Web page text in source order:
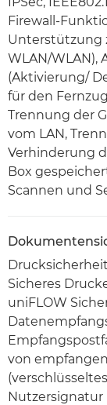
Firewall-
Unterstützung
WLAN/
(Aktivierung/
für den
Trennung der
vom LAN,
Verhinderung
Box
Scannen und
Sicheres
uniFLOW
von
Nutzersignatur